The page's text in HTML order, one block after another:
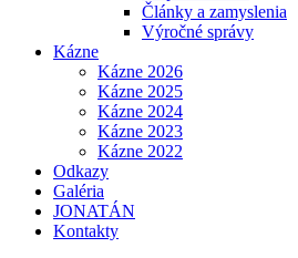
Články a zamyslenia
Výročné správy
Kázne
Kázne 2026
Kázne 2025
Kázne 2024
Kázne 2023
Kázne 2022
Odkazy
Galéria
JONATÁN
Kontakty